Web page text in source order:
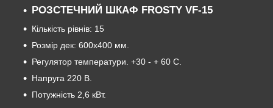
РОЗСТЕЧНИЙ ШКАФ FROSTY VF-15
Кількість рівнів: 15
Розмір дек: 600х400 мм.
Регулятор температури. +30 - + 60 С.
Напруга 220 В.
Потужність 2,6 кВт.